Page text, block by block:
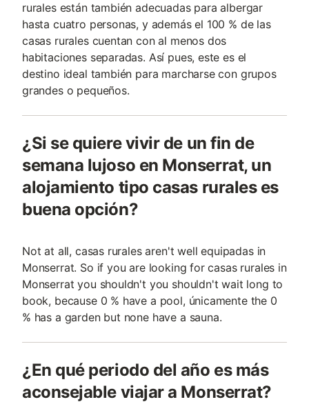
rurales están también adecuadas para albergar
hasta cuatro personas, y además el 100 % de las
casas rurales cuentan con al menos dos
habitaciones separadas. Así pues, este es el
destino ideal también para marcharse con grupos
grandes o pequeños.
¿Si se quiere vivir de un fin de
semana lujoso en Monserrat, un
alojamiento tipo casas rurales es
buena opción?
Not at all, casas rurales aren't well equipadas in
Monserrat. So if you are looking for casas rurales in
Monserrat you shouldn't you shouldn't wait long to
book, because 0 % have a pool, únicamente the 0
% has a garden but none have a sauna.
¿En qué periodo del año es más
aconsejable viajar a Monserrat?